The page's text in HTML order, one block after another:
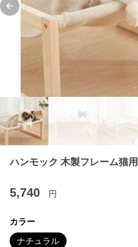
Previous slide
ハンモック 木製フレーム猫
5,740 円
カラー
ナチュラル